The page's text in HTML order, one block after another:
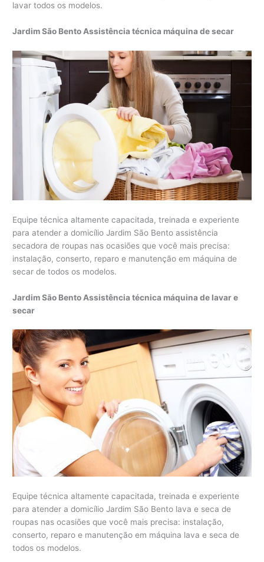
lavar todos os modelos.
Jardim São Bento Assistência técnica máquina de secar
Equipe técnica altamente capacitada, treinada e experiente
para atender a domicílio Jardim São Bento assistência
secadora de roupas nas ocasiões que você mais precisa:
instalação, conserto, reparo e manutenção em máquina de
secar de todos os modelos.
Jardim São Bento Assistência técnica máquina de lavar e
secar
Equipe técnica altamente capacitada, treinada e experiente
para atender a domicílio Jardim São Bento lava e seca de
roupas nas ocasiões que você mais precisa: instalação,
conserto, reparo e manutenção em máquina lava e seca de
todos os modelos.